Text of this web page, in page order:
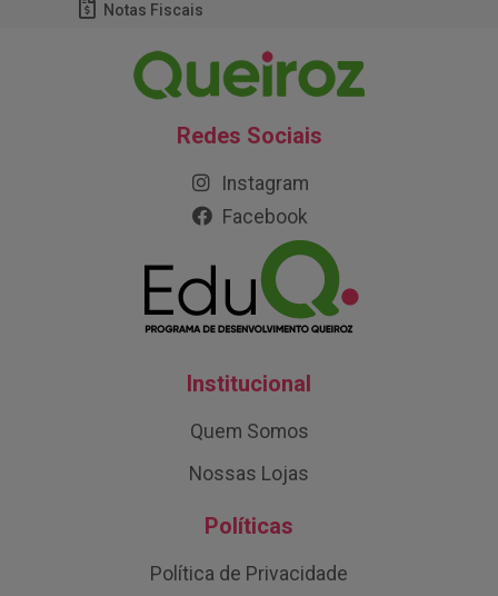
Notas Fiscais
Redes Sociais
Instagram
Facebook
Institucional
Quem Somos
Nossas Lojas
Políticas
Política de Privacidade